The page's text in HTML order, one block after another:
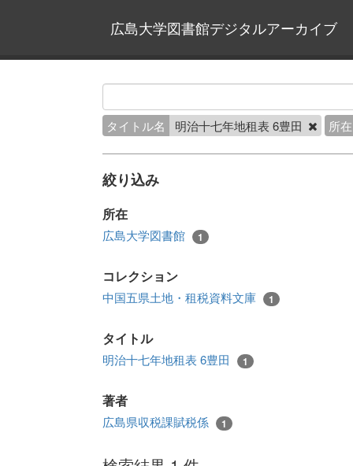
広島大学図書館デジタルアーカイブ
タイトル名 明治十七年地租表 6豊田 所在
絞り込み
所在
広島大学図書館 1
コレクション
中国五県土地・租税資料文庫 1
タイトル
明治十七年地租表 6豊田 1
著者
広島県収税課賦税係 1